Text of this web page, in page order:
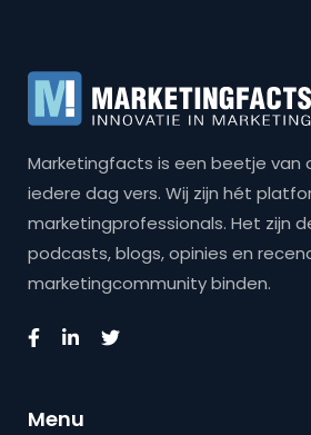
Marketingfacts is een beetje van
iedere dag vers. Wij zijn hét
marketingprofessionals. Het zijn
podcasts, blogs, opinies en
marketingcommunity binden.
Menu